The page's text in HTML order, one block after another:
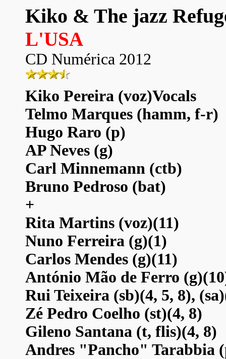
Kiko & The jazz
L'USA
CD Numérica 2012
Kiko Pereira (voz)Vocals
Telmo Marques (hamm, f-r)
Hugo Raro (p)
AP Neves (g)
Carl Minnemann (ctb)
Bruno Pedroso (bat)
+
Rita Martins (voz)(11)
Nuno Ferreira (g)(1)
Carlos Mendes (g)(11)
António Mão de Ferro
Rui Teixeira (sb)(4, 5, 8),
Zé Pedro Coelho (st)(4, 8)
Gileno Santana (t, flis)(4, 8)
Andres "Pancho" Tarabbia